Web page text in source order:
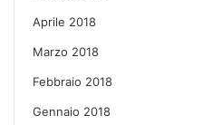
Aprile 2018
Marzo 2018
Febbraio 2018
Gennaio 2018